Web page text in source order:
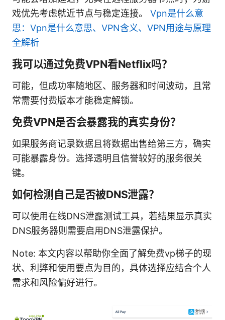
戏优先考虑就近节点与稳定连接。 Vpn是什么意
思：Vpn是什么意思、VPN含义、VPN用途与原理
全解析
我可以通过免费VPN看Netflix吗？
可能，但成功率随地区、服务器和时间波动，且常
常需要付费版本才能稳定解锁。
免费VPN是否会暴露我的真实身份？
如果服务商记录数据且将数据出售给第三方，确实
可能暴露身份。选择透明且信誉较好的服务很关
键。
如何检测自己是否被DNS泄露？
可以使用在线DNS泄露测试工具，若结果显示真实
DNS服务器则需要启用DNS泄露保护。
Note: 本文内容以帮助你全面了解免费vp梯子的现
状、利弊和使用要点为目的，具体选择应结合个人
需求和风险偏好进行。